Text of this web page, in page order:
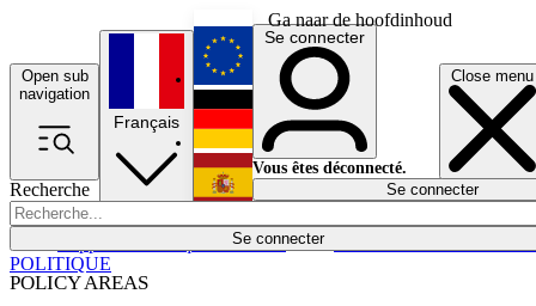
Ga naar de hoofdinhoud
Open sub
navigation
Close menu
Recherche
Se connecter
POLICY AREAS
Économie
Français
English
Deutsch
Español
Se connecter
Vous êtes déconnecté.
Se connecter
POLITIQUE